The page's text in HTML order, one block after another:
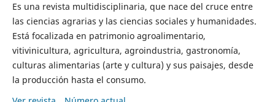
Es una revista multidisciplinaria, que nace del cruce entre
las ciencias agrarias y las ciencias sociales y humanidades.
Está focalizada en patrimonio agroalimentario,
vitivinicultura, agricultura, agroindustria, gastronomía,
culturas alimentarias (arte y cultura) y sus paisajes, desde
la producción hasta el consumo.